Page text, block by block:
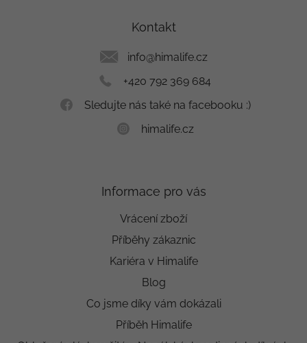
Kontakt
info@himalife.cz
+420 792 369 684
Sledujte nás také na facebooku :)
himalife.cz
Informace pro vás
Vrácení zboží
Příběhy zákaznic
Kariéra v Himalife
Blog
Co jsme díky vám dokázali
Příběh Himalife